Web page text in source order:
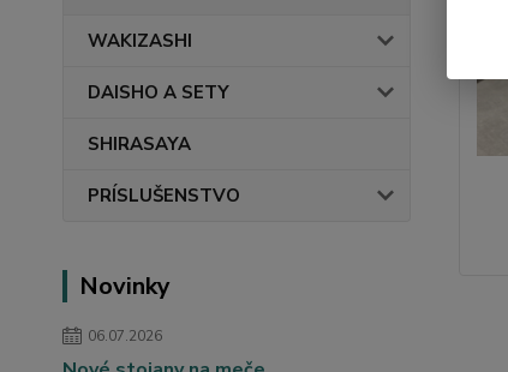
WAKIZASHI
DAISHO A SETY
SHIRASAYA
PRÍSLUŠENSTVO
Novinky
06.07.2026